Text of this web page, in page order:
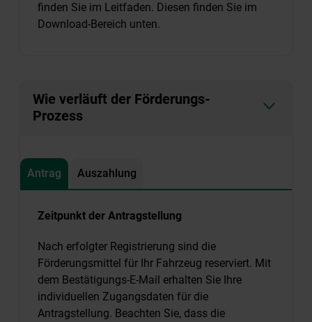
finden Sie im Leitfaden. Diesen finden Sie im
Download-Bereich unten.
Wie verläuft der Förderungs-
Prozess
Antrag Auszahlung
Zeitpunkt der Antragstellung
Nach erfolgter Registrierung sind die
Förderungsmittel für Ihr Fahrzeug reserviert. Mit
dem Bestätigungs-E-Mail erhalten Sie Ihre
individuellen Zugangsdaten für die
Antragstellung. Beachten Sie, dass die